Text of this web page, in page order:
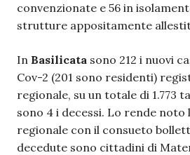
convenzionate e 56 in
strutture appositamente
In Basilicata sono 212 i nuovi
Cov-2 (201 sono residenti)
regionale, su un totale di 1.773
sono 4 i decessi. Lo rende noto
regionale con il consueto
decedute sono cittadini di